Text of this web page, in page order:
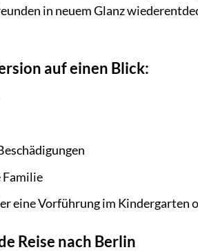
in neuem Glanz
auf einen Blick:
Familie
eine Vorführung im Kindergarten
Reise nach Berlin